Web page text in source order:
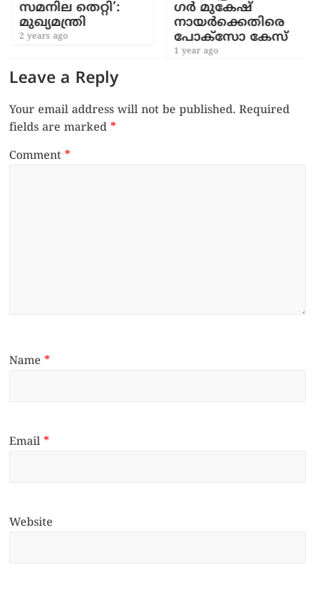
സമനില തെറ്റി’:
മുഖ്യമന്ത്രി
2 years ago
ഗർ മുകേഷ്
നായർക്കെതിരെ
പോക്സോ കേസ്
1 year ago
Leave a Reply
Your email address will not be published. Required
fields are marked*
Comment*
Name*
Email*
Website